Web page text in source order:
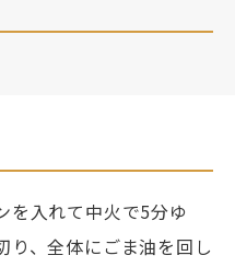
を入れて中火で5分ゆ
り、全体にごま油を回し